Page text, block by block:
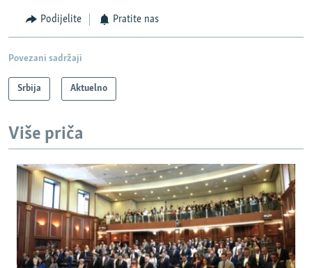
Podijelite Pratite nas
Povezani sadržaji
Srbija Aktuelno
Više priča